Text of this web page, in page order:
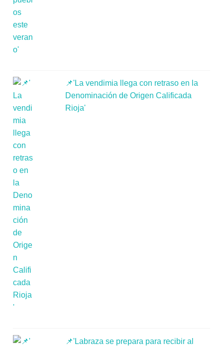
📌'La vendimia llega con retraso en la
Denominación de Origen Calificada
Rioja'
📌'Labraza se prepara para recibir al